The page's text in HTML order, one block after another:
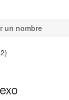
un nombre